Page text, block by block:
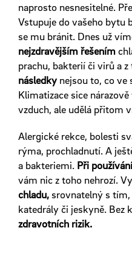
naprosto nesnesitelné.
Vstupuje do vašeho bytu
se mu bránit. Dnes už
nejzdravějším řešením
prachu, bakterií či virů a
následkynejsou to, co ve
Klimatizace sice
vzduch, ale udělá přitom
Alergické rekce, bolesti
rýma, prochladnutí. A
a bakteriemi. Při
vám nic z toho nehrozí.
chladu,srovnatelný s
katedrály či jeskyně. Bez
zdravotních rizik.